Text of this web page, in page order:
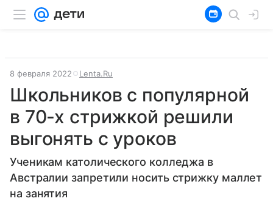
8 февраля 2022 Lenta.Ru
Школьников с популярной
в 70-х стрижкой решили
выгонять с уроков
Ученикам католического колледжа в
Австралии запретили носить стрижку маллет
на занятия